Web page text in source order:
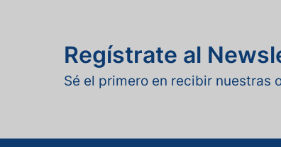
Regístrate al
Sé el primero en recibir nuestras